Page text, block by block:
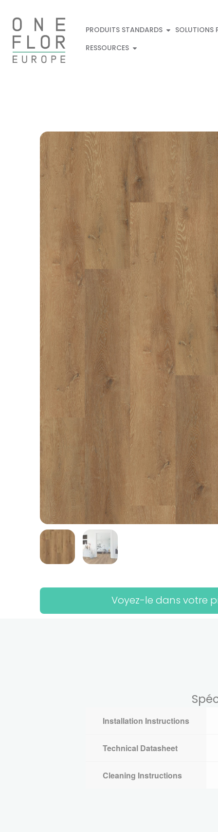
PRODUITS STANDARDS
SOLUTIONS
RESSOURCES
Voyez-le dans votre
Installation Instructions
Technical Datasheet
Cleaning Instructions